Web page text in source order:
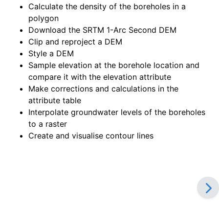
Calculate the density of the boreholes in a
polygon
Download the SRTM 1-Arc Second DEM
Clip and reproject a DEM
Style a DEM
Sample elevation at the borehole location and
compare it with the elevation attribute
Make corrections and calculations in the
attribute table
Interpolate groundwater levels of the boreholes
to a raster
Create and visualise contour lines